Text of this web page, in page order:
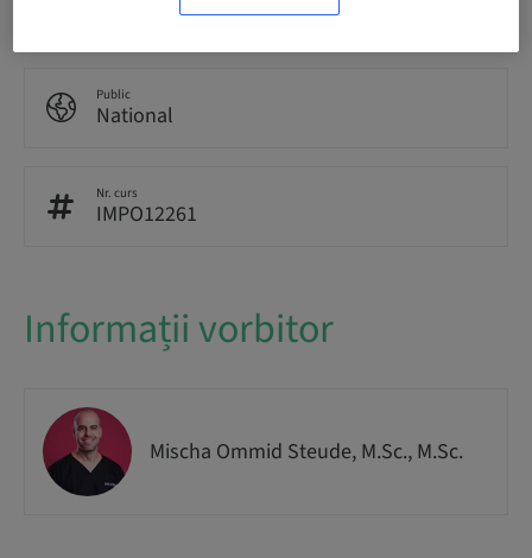
In-patient Surgery
Public
National
Nr. curs
IMPO12261
Informații vorbitor
Mischa Ommid Steude, M.Sc., M.Sc.